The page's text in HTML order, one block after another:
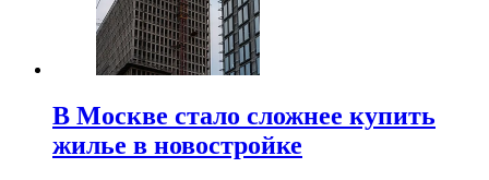
В Москве стало сложнее купить
жилье в новостройке